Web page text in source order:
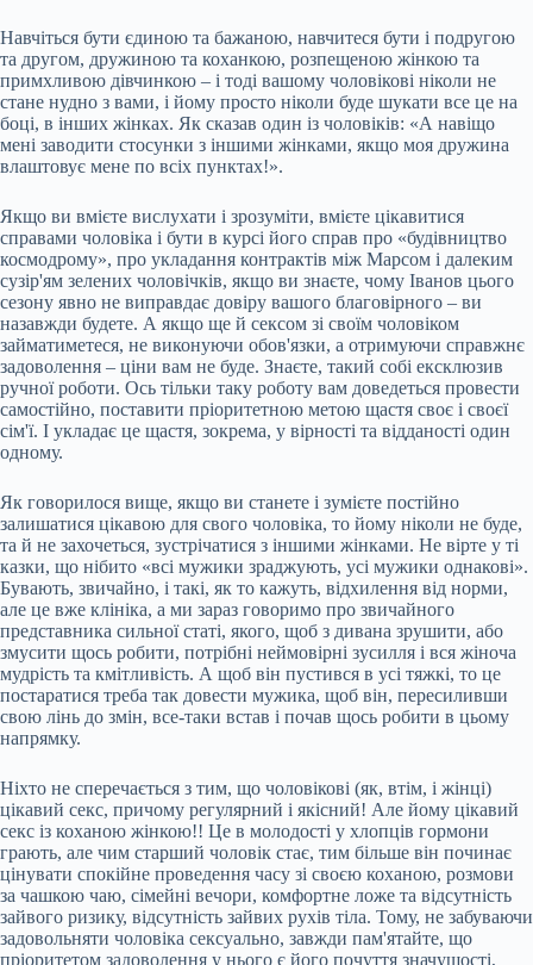
Навчіться бути єдиною та бажаною, навчитеся бути і подругою
та другом, дружиною та коханкою, розпещеною жінкою та
примхливою дівчинкою – і тоді вашому чоловікові ніколи не
стане нудно з вами, і йому просто ніколи буде шукати все це на
боці, в інших жінках. Як сказав один із чоловіків: «А навіщо
мені заводити стосунки з іншими жінками, якщо моя дружина
влаштовує мене по всіх пунктах!».
Якщо ви вмієте вислухати і зрозуміти, вмієте цікавитися
справами чоловіка і бути в курсі його справ про «будівництво
космодрому», про укладання контрактів між Марсом і далеким
сузір'ям зелених чоловічків, якщо ви знаєте, чому Іванов цього
сезону явно не виправдає довіру вашого благовірного – ви
назавжди будете. А якщо ще й сексом зі своїм чоловіком
займатиметеся, не виконуючи обов'язки, а отримуючи справжнє
задоволення – ціни вам не буде. Знаєте, такий собі ексклюзив
ручної роботи. Ось тільки таку роботу вам доведеться провести
самостійно, поставити пріоритетною метою щастя своє і своєї
сім'ї. І укладає це щастя, зокрема, у вірності та відданості один
одному.
Як говорилося вище, якщо ви станете і зумієте постійно
залишатися цікавою для свого чоловіка, то йому ніколи не буде,
та й не захочеться, зустрічатися з іншими жінками. Не вірте у ті
казки, що нібито «всі мужики зраджують, усі мужики однакові».
Бувають, звичайно, і такі, як то кажуть, відхилення від норми,
але це вже клініка, а ми зараз говоримо про звичайного
представника сильної статі, якого, щоб з дивана зрушити, або
змусити щось робити, потрібні неймовірні зусилля і вся жіноча
мудрість та кмітливість. А щоб він пустився в усі тяжкі, то це
постаратися треба так довести мужика, щоб він, пересиливши
свою лінь до змін, все-таки встав і почав щось робити в цьому
напрямку.
Ніхто не сперечається з тим, що чоловікові (як, втім, і жінці)
цікавий секс, причому регулярний і якісний! Але йому цікавий
секс із коханою жінкою!! Це в молодості у хлопців гормони
грають, але чим старший чоловік стає, тим більше він починає
цінувати спокійне проведення часу зі своєю коханою, розмови
за чашкою чаю, сімейні вечори, комфортне ложе та відсутність
зайвого ризику, відсутність зайвих рухів тіла. Тому, не забуваючи
задовольняти чоловіка сексуально, завжди пам'ятайте, що
пріоритетом задоволення у нього є його почуття значущості,